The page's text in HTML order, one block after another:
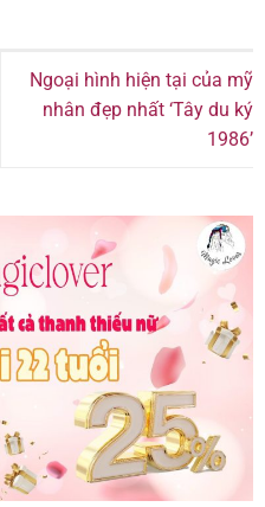
Ngoại hình hiện tại của mỹ
nhân đẹp nhất ‘Tây du ký
1986’